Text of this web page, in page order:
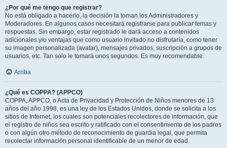
¿Por qué me tengo que registrar?
No está obligado a hacerlo, la decisión la toman los Administradores y
Moderadores. En algunos casos necesitará registrarse para publicar temas y
respuestas. Sin embargo, estar registrado le dará acceso a contenidos
adicionales y/o ventajas que como usuario invitado no disfrutaría, como tener
su imagen personalizada (avatar), mensajes privados, suscripción a grupos de
usuarios, etc. Tan solo le tomará unos segundos. Es muy recomendable.
Arriba
¿Qué es COPPA? (APPCO)
COPPA, APPCO, o Acta de Privacidad y Protección de Niños menores de 13
años del año 1998, es una ley de los Estados Unidos, donde se solicita a los
sitios de Internet, los cuales son potenciales recolectores de información, que
el registro de niños sea escrito y ratificado con el consentimiento de los padres
o con algún otro método de reconocimiento de guardia legal, que permita
recolectar información personal identificable de un menor de edad.